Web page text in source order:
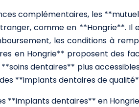
complémentaires, les
comme en **Hongrie**.
les conditions à
en Hongrie** proposent des
dentaires** plus
**implants dentaires de
**implants dentaires** en